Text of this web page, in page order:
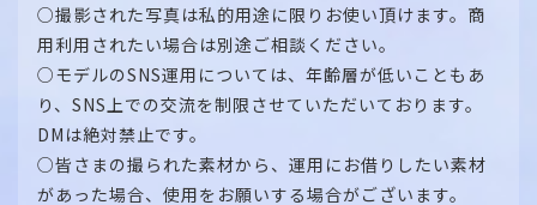
○撮影された写真は私的用途に限りお使い頂けます。商
用利用されたい場合は別途ご相談ください。
○モデルのSNS運用については、年齢層が低いこともあ
り、SNS上での交流を制限させていただいております。
DMは絶対禁止です。
○皆さまの撮られた素材から、運用にお借りしたい素材
があった場合、使用をお願いする場合がございます。